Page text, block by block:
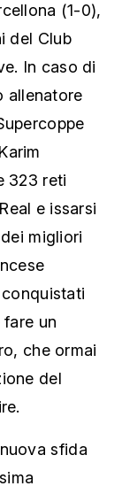
(1-0),
del Club
In caso di
allenatore
323 reti
e issarsi
migliori
un
che ormai
del
sfida